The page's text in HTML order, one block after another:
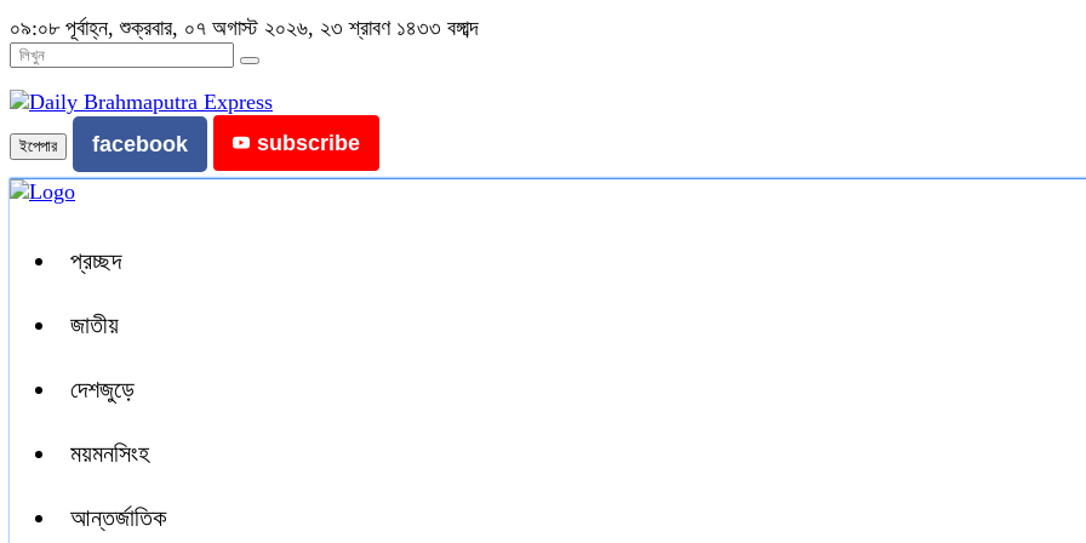
০৯:০৮ পূর্বাহ্ন, শুক্রবার, ০৭ অগাস্ট ২০২৬, ২৩ শ্রাবণ ১৪৩৩ বঙ্গাব্দ
ইপেপার facebook subscribe
প্রচ্ছদ
জাতীয়
দেশজুড়ে
ময়মনসিংহ
আন্তর্জাতিক